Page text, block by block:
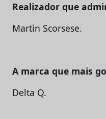
Realizador que
Martin Scorsese.
A marca que mais
Delta Q.